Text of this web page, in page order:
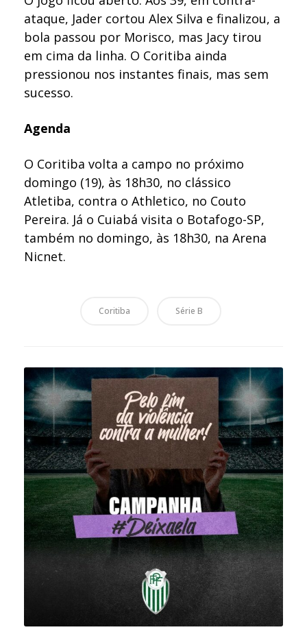
ataque, Jader cortou Alex Silva e finalizou, a
bola passou por Morisco, mas Jacy tirou
em cima da linha. O Coritiba ainda
pressionou nos instantes finais, mas sem
sucesso.
Agenda
O Coritiba volta a campo no próximo
domingo (19), às 18h30, no clássico
Atletiba, contra o Athletico, no Couto
Pereira. Já o Cuiabá visita o Botafogo-SP,
também no domingo, às 18h30, na Arena
Nicnet.
Coritiba Série B